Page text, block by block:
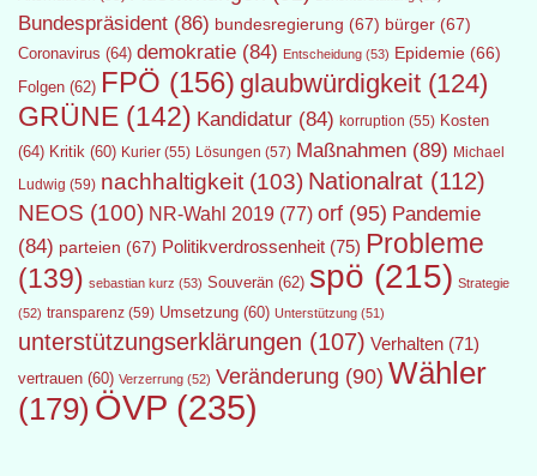
Bundespräsident (86) bundesregierung (67) bürger (67)
Coronavirus (64) demokratie (84) Entscheidung (53) Epidemie (66)
Folgen (62) FPÖ (156) glaubwürdigkeit (124)
GRÜNE (142) Kandidatur (84) korruption (55) Kosten
(64) Kritik (60) Kurier (55) Lösungen (57) Maßnahmen (89) Michael
Ludwig (59) nachhaltigkeit(103) Nationalrat (112)
NEOS (100) NR-Wahl 2019 (77) orf (95) Pandemie
(84) parteien (67) Politikverdrossenheit (75) Probleme
(139) sebastian kurz (53) Souverän (62) spö (215) Strategie
(52) transparenz (59) Umsetzung (60) Unterstützung (51)
unterstützungserklärungen (107) Verhalten (71)
vertrauen (60) Verzerrung (52) Veränderung (90) Wähler
(179) ÖVP (235)